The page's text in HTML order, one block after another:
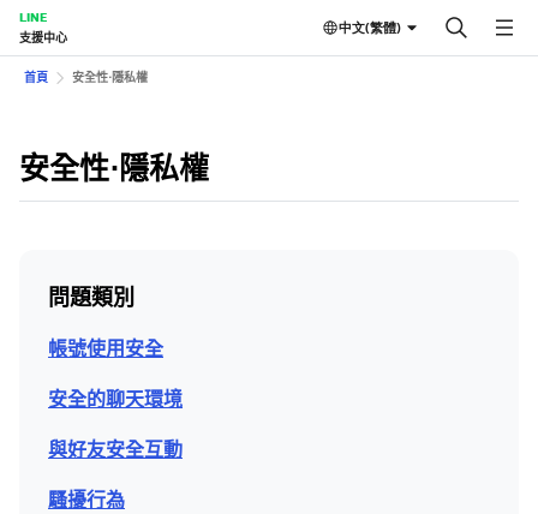
LINE
支援中心
中文(繁體)
首頁 安全性⋅隱私權
安全性⋅隱私權
問題類別
帳號使用安全
安全的聊天環境
與好友安全互動
騷擾行為